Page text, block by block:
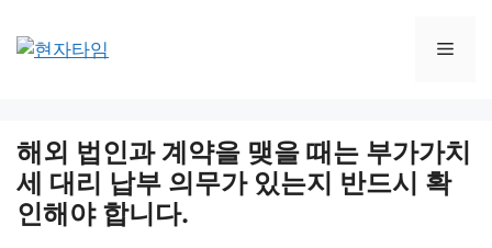
해외 법인과 계약을 맺을 때는 부가가치
세 대리 납부 의무가 있는지 반드시 확
인해야 합니다.